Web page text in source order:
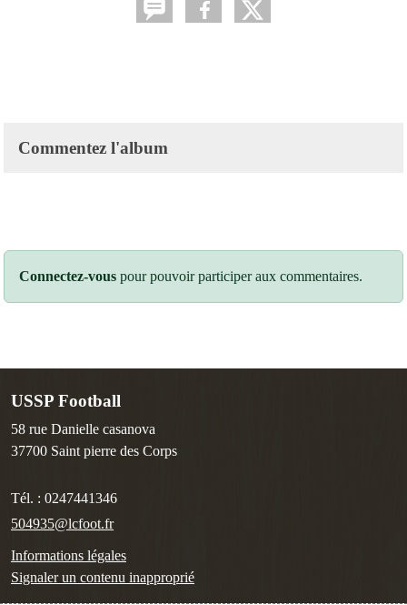
Commentez l'album
Connectez-vous pour pouvoir participer aux commentaires.
USSP Football
58 rue Danielle casanova
37700 Saint pierre des Corps
Tél. : 0247441346
504935@lcfoot.fr
Informations légales
Signaler un contenu inapproprié